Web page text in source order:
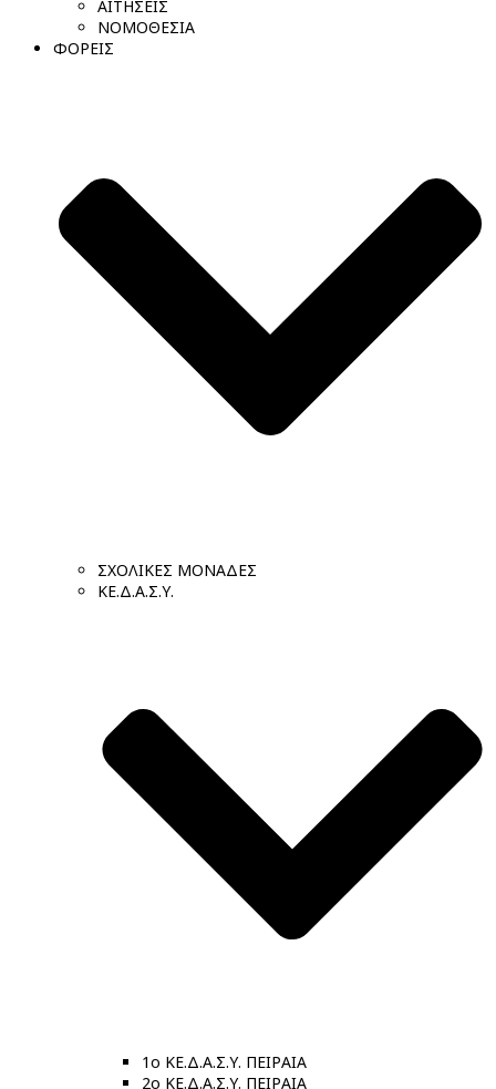
ΑΙΤΗΣΕΙΣ
ΝΟΜΟΘΕΣΙΑ
ΦΟΡΕΙΣ
ΣΧΟΛΙΚΕΣ ΜΟΝΑΔΕΣ
ΚΕ.Δ.Α.Σ.Υ.
1ο ΚΕ.Δ.Α.Σ.Υ. ΠΕΙΡΑΙΑ
2ο ΚΕ.Δ.Α.Σ.Υ. ΠΕΙΡΑΙΑ